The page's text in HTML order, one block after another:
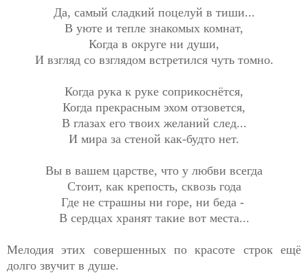
Да, самый сладкий поцелуй в тиши...
В уюте и тепле знакомых комнат,
Когда в округе ни души,
И взгляд со взглядом встретился чуть томно.
Когда рука к руке соприкоснётся,
Когда прекрасным эхом отзовется,
В глазах его твоих желаний след...
И мира за стеной как-будто нет.
Вы в вашем царстве, что у любви всегда
Стоит, как крепость, сквозь года
Где не страшны ни горе, ни беда -
В сердцах хранят такие вот места...
Мелодия этих совершенных по красоте строк ещё
долго звучит в душе.